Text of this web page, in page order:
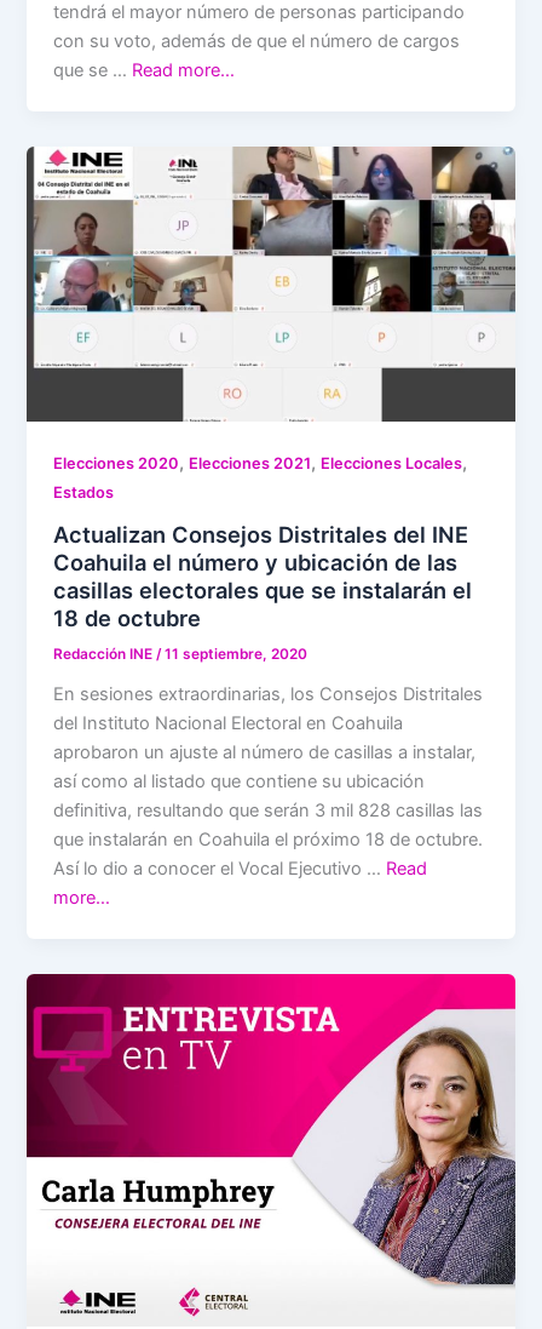
tendrá el mayor número de personas participando
con su voto, además de que el número de cargos
que se … Read more…
Elecciones 2020, Elecciones 2021, Elecciones Locales,
Estados
Actualizan Consejos Distritales del INE
Coahuila el número y ubicación de las
casillas electorales que se instalarán el
18 de octubre
Redacción INE/11 septiembre, 2020
En sesiones extraordinarias, los Consejos Distritales
del Instituto Nacional Electoral en Coahuila
aprobaron un ajuste al número de casillas a instalar,
así como al listado que contiene su ubicación
definitiva, resultando que serán 3 mil 828 casillas las
que instalarán en Coahuila el próximo 18 de octubre.
Así lo dio a conocer el Vocal Ejecutivo … Read
more…